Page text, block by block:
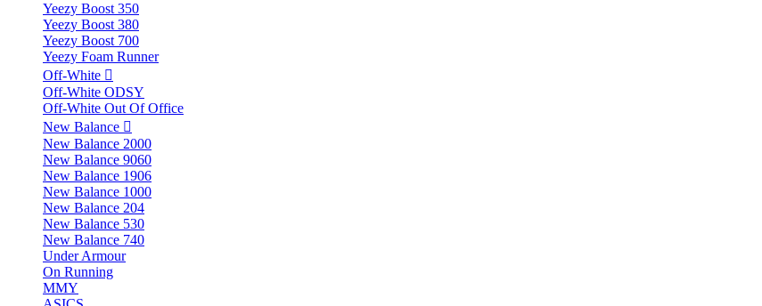
Yeezy Boost 350
Yeezy Boost 380
Yeezy Boost 700
Yeezy Foam Runner
Off-White
Off-White ODSY
Off-White Out Of Office
New Balance
New Balance 2000
New Balance 9060
New Balance 1906
New Balance 1000
New Balance 204
New Balance 530
New Balance 740
Under Armour
On Running
MMY